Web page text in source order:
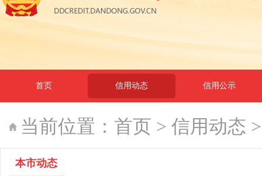
首页 信用动态 信用公示
当前位置： 首页 > 信用动态
本市动态